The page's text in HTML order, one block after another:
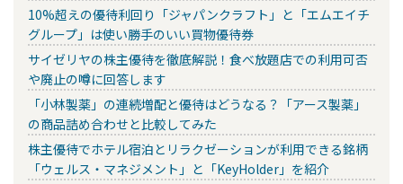
10%超えの優待利回り「ジャパンクラフト」と「エムエイチ
グループ」は使い勝手のいい買物優待券
サイゼリヤの株主優待を徹底解説！食べ放題店での利用可否
や廃止の噂に回答します
「小林製薬」の連続増配と優待はどうなる？「アース製薬」
の商品詰め合わせと比較してみた
株主優待でホテル宿泊とリラクゼーションが利用できる銘柄
「ウェルス・マネジメント」と「KeyHolder」を紹介